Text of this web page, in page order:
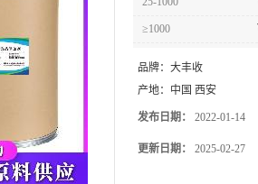
≥1000
品牌： 大丰收
产地： 中国 西安
发布日期： 2022-01-14
更新日期： 2025-02-27